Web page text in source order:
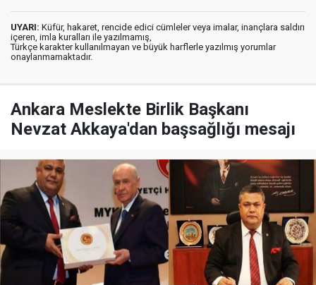
UYARI: Küfür, hakaret, rencide edici cümleler veya imalar, inançlara saldırı
içeren, imla kuralları ile yazılmamış,
Türkçe karakter kullanılmayan ve büyük harflerle yazılmış yorumlar
onaylanmamaktadır.
Ankara Meslekte Birlik Başkanı
Nevzat Akkaya'dan başsağlığı mesajı